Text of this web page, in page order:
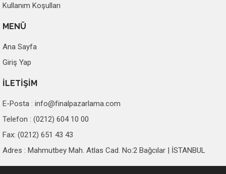
Kullanım Koşulları
MENÜ
Ana Sayfa
Giriş Yap
İLETİŞİM
E-Posta : info@finalpazarlama.com
Telefon : (0212) 604 10 00
Fax: (0212) 651 43 43
Adres : Mahmutbey Mah. Atlas Cad. No:2 Bağcılar | İSTANBUL